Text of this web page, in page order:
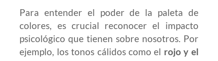
Para entender el poder de la paleta de
colores, es crucial reconocer el impacto
psicológico que tienen sobre nosotros. Por
ejemplo, los tonos cálidos como el rojo y el